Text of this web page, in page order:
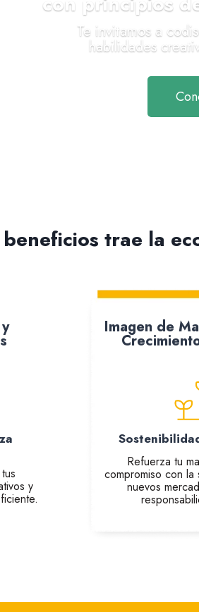
Te invitamos a
habilidades
trae la
y
Imagen de
Refuerza tu
compromiso con
nuevos